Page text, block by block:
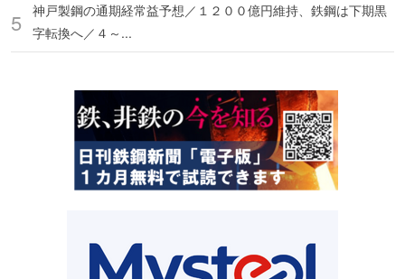
神戸製鋼の通期経常益予想／１２００億円維持、鉄鋼は下期黒
字転換へ／４～...